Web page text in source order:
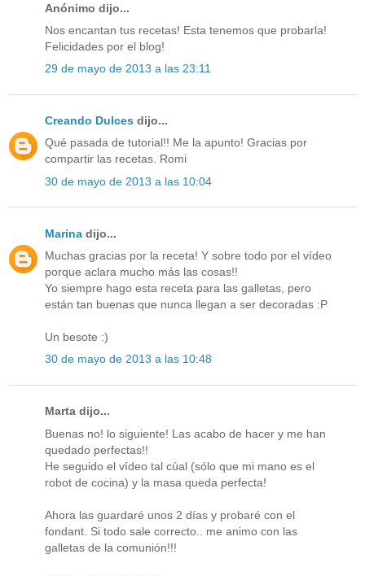
Anónimo dijo...
Nos encantan tus recetas! Esta tenemos que probarla!
Felicidades por el blog!
29 de mayo de 2013 a las 23:11
Creando Dulces dijo...
Qué pasada de tutorial!! Me la apunto! Gracias por
compartir las recetas. Romi
30 de mayo de 2013 a las 10:04
Marina dijo...
Muchas gracias por la receta! Y sobre todo por el vídeo
porque aclara mucho más las cosas!!
Yo siempre hago esta receta para las galletas, pero
están tan buenas que nunca llegan a ser decoradas :P
Un besote :)
30 de mayo de 2013 a las 10:48
Marta dijo...
Buenas no! lo siguiente! Las acabo de hacer y me han
quedado perfectas!!
He seguido el vídeo tal cúal (sólo que mi mano es el
robot de cocina) y la masa queda perfecta!
Ahora las guardaré unos 2 días y probaré con el
fondant. Si todo sale correcto.. me animo con las
galletas de la comunión!!!